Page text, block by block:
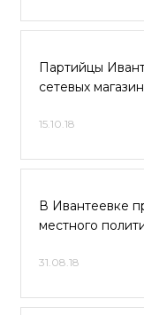
Партийцы
сетевых
15.10.18
В Ивантеевке
местного
31.08.18